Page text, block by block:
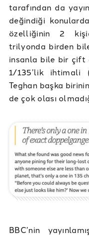
tarafından da
değindiği
özelliğinin 2
trilyonda birden
insanla bile bir çift
1/135’lik ihtimali
Teghan başka
de çok olası
BBC’nin